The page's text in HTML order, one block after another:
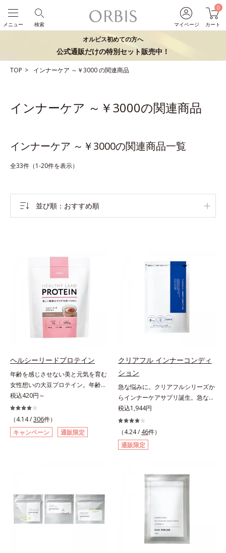
マイページ
0
カート
検索
メニュー
オルビス初めての方へ
公式通販だけの特別セット販売中！
TOP インナーケア ～￥3000の関連商品
インナーケア ～￥3000の関連商品
インナーケア ～￥3000の関連商品一覧
全33件（1-20件を表示）
並び順 おすすめ順
ヘルシーリードプロテイン
年齢を感じさせない美と元気を育む
女性想いの大豆プロテイン。年齢を
感じさせない美と元気を育む、女性
想いの大豆プロテインです。1杯で
不足しがちなたんぱく質を補えま
す。大人女性の食習慣に基づき質と
量を考え、更年世代の女性に人気の
をメインに、美を引き出すコラーゲ
ン5,000mgも配合。さらにリズムを
支える鉄分やビタミン6種(*2)、食
税込420円～
（4.14 /306件）
キャンペーン
通販限定
クリアフル インナーコンディ
ション
急な悩みに。クリアフルシリーズか
らインナーケアサプリ誕生。急な悩
みに。ケアに行き詰まったすべての
女性に送る、「クリアフルシリー
ズ」のオールインワンサプリメント
です。ビタミンB1とB2を配合。ビ
タミンB6とビタミンCは、タイムリ
さのために、和漢植物由来成分とセ
すこやかな毎日を応援します。
税込1,944円
（4.24 / 46件）
通販限定